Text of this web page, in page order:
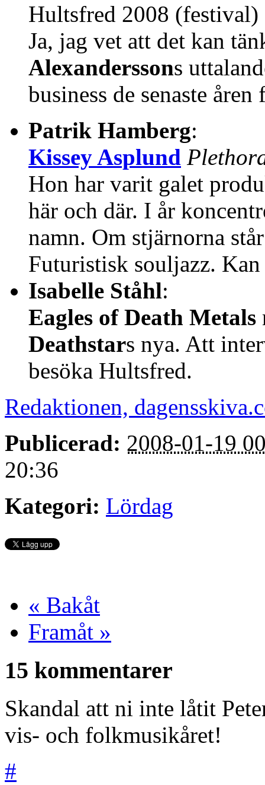
Hultsfred 2008 (festival)
Ja, jag vet att det kan
Alexanderssons
business de senaste
Patrik Hamberg:
Kissey Asplund
Hon har varit galet
här och där. I år
namn. Om stjärnorna
Futuristisk souljazz. Kan
Isabelle Ståhl:
Eagles of Death Metals
Deathstars nya. Att
besöka Hultsfred.
Redaktionen,
Publicerad: 2008-01-19
20:36
Kategori: Lördag
« Bakåt
Framåt »
15 kommentarer
Skandal att ni inte låtit
vis- och folkmusikåret!
#